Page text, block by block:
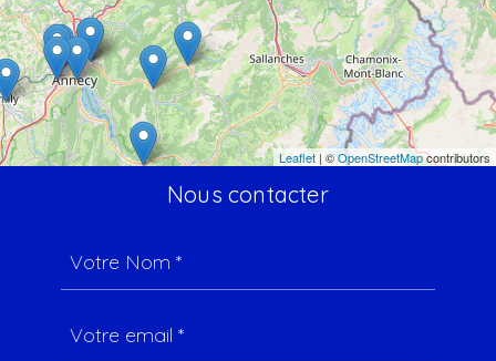
Leaflet | ©OpenStreetMapcontributors
Nous contacter